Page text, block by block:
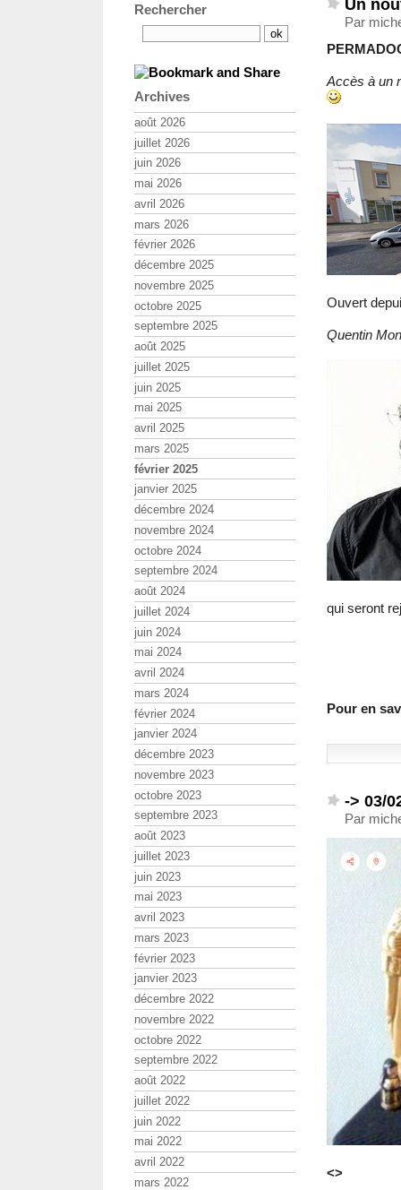
Par
Accès à un
Ouvert
Quentin
qui seront
Pour en
-> 03/
Par
<>
Rechercher
Archives
août 2026
juillet 2026
juin 2026
mai 2026
avril 2026
mars 2026
février 2026
décembre 2025
novembre 2025
octobre 2025
septembre 2025
août 2025
juillet 2025
juin 2025
mai 2025
avril 2025
mars 2025
février 2025
janvier 2025
décembre 2024
novembre 2024
octobre 2024
septembre 2024
août 2024
juillet 2024
juin 2024
mai 2024
avril 2024
mars 2024
février 2024
janvier 2024
décembre 2023
novembre 2023
octobre 2023
septembre 2023
août 2023
juillet 2023
juin 2023
mai 2023
avril 2023
mars 2023
février 2023
janvier 2023
décembre 2022
novembre 2022
octobre 2022
septembre 2022
août 2022
juillet 2022
juin 2022
mai 2022
avril 2022
mars 2022